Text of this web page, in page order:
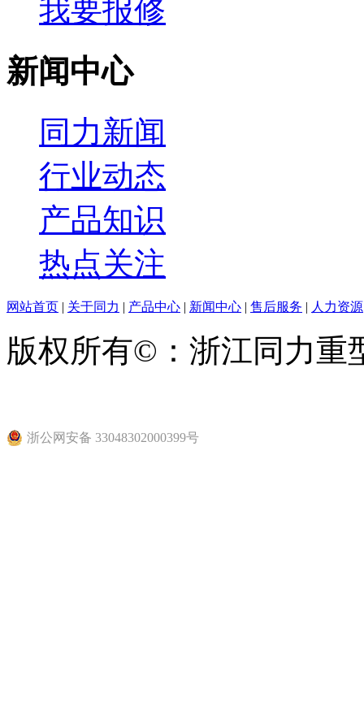
我要报修
新闻中心
同力新闻
行业动态
产品知识
热点关注
网站首页 | 关于同力 | 产品中心 | 新闻中心 | 售后服务 | 人力资源
版权所有©：浙江同力
浙公网安备 33048302000399号